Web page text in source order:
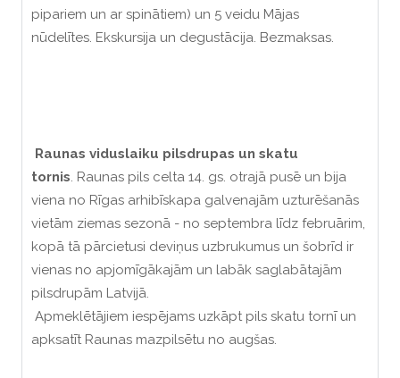
pipariem un ar spinātiem) un 5 veidu Mājas
nūdelītes. Ekskursija un degustācija. Bezmaksas.
Raunas viduslaiku pilsdrupas un skatu
tornis. Raunas pils celta 14. gs. otrajā pusē un bija
viena no Rīgas arhibīskapa galvenajām uzturēšanās
vietām ziemas sezonā - no septembra līdz februārim,
kopā tā pārcietusi deviņus uzbrukumus un šobrīd ir
vienas no apjomīgākajām un labāk saglabātajām
pilsdrupām Latvijā.
Apmeklētājiem iespējams uzkāpt pils skatu tornī un
apksatīt Raunas mazpilsētu no augšаs.